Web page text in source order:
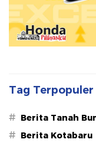
Tag Terpopuler
# Berita Tanah
# Berita Kotabaru